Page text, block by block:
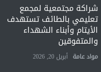
شراكة مجتمعية لمجمع
تعليمي بالطائف تستهدف
الأيتام وأبناء الشهداء
والمتفوقين
مواد عامة أبريل 20, 2026